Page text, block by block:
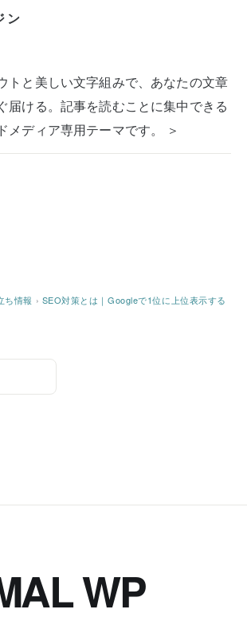
ン
トと美しい文字組みで、あなたの文章
届ける。記事を読むことに集中できる
メディア専用テーマです。 ＞
ち情報 › SEO対策とは｜Googleで1位に上位表示する
WP